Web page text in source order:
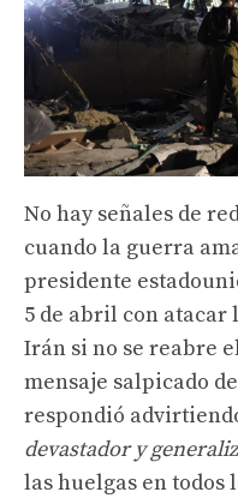
No hay señales de
cuando la guerra
presidente
5 de abril con
Irán si no se reabre
mensaje salpicado
respondió
devastador y
las huelgas en todos